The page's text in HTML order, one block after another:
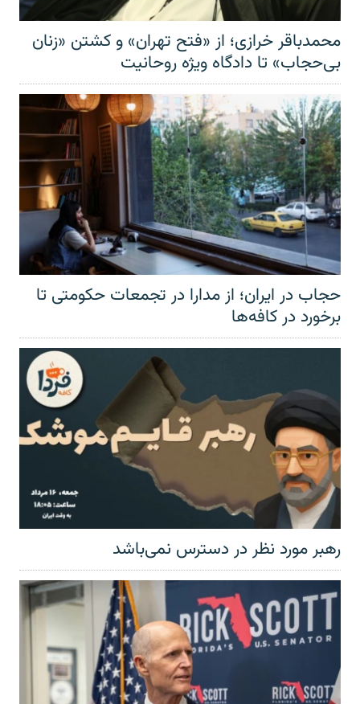
محمدباقر خرازی؛ از «فتح تهران» و کشتن «زنان
بی‌حجاب» تا دادگاه ویژه روحانیت
حجاب در ایران؛ از مدارا در تجمعات حکومتی تا
برخورد در کافه‌ها
رهبر مورد نظر در دسترس نمی‌باشد